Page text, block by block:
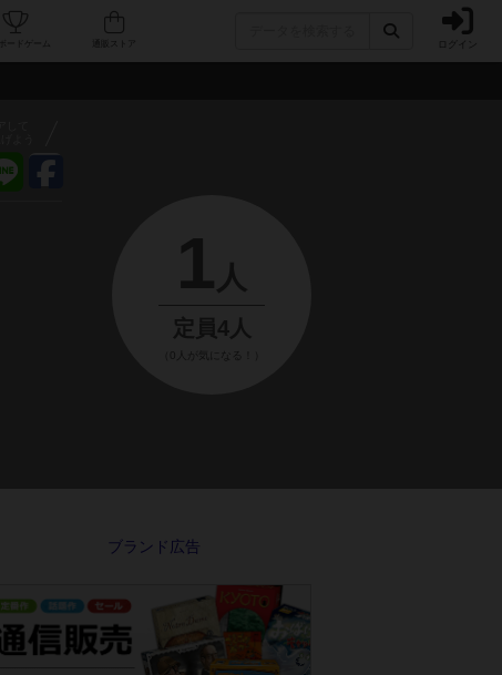
人気ボードゲーム ログイン
1 人
定員4人
（0人が気になる！）